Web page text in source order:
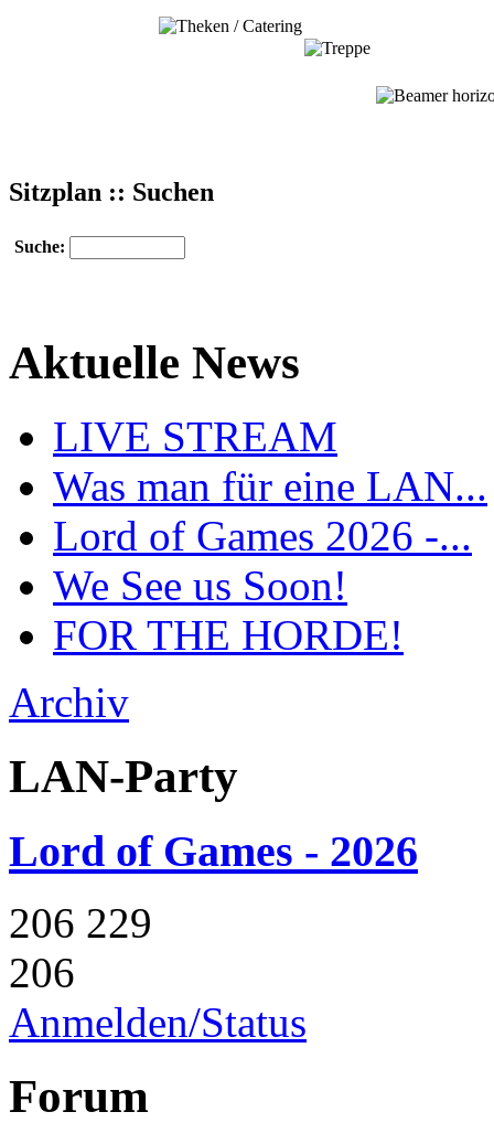
Sitzplan :: Suchen
Suche:
Aktuelle News
LIVE STREAM
Was man für eine LAN...
Lord of Games 2026 -...
We See us Soon!
FOR THE HORDE!
Archiv
LAN-Party
Lord of Games - 2026
206 229
206
Anmelden/Status
Forum